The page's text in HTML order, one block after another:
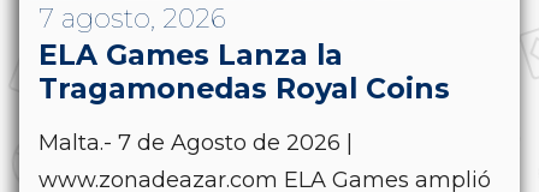
7 agosto, 2026
ELA Games Lanza la
Tragamonedas Royal Coins
Malta.- 7 de Agosto de 2026 |
www.zonadeazar.com ELA Games amplió